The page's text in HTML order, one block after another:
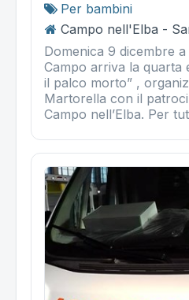
Per bambini
Campo nell'Elba -
Domenica 9 dicembre
Campo arriva la quarta
il palco morto” ,
Martorella con il
Campo nell’Elba. Per